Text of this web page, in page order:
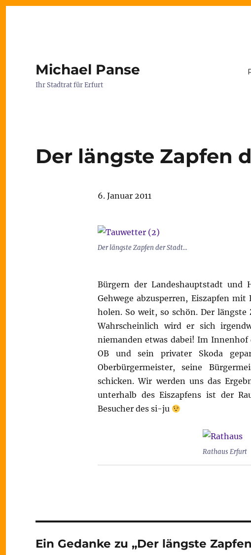
Michael Panse
Ihr Stadtrat für Erfurt
Der längste Zapfen
6. Januar 2011
Der längste Zapfen der Stadt...
Bürgern der Landeshauptstadt und
Gehwege abzusperren, Eiszapfen
holen. So weit, so schön. Der
Wahrscheinlich wird er sich
niemanden etwas dabei! Im Innenhof
OB und sein privater Skoda
Oberbürgermeister, seine
schicken. Wir werden uns das
unterhalb des Eiszapfens ist der
Besucher des si-ju
Rathaus Erfurt
Ein Gedanke zu „Der längste